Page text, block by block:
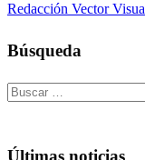
Redacción Vector
Búsqueda
Buscar:
Últimas noticias